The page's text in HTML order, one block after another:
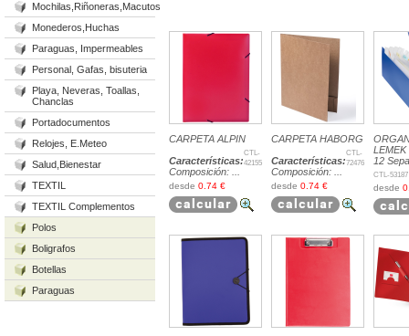
Mochilas,Riñoneras,Macutos
Monederos,Huchas
Paraguas, Impermeables
Personal, Gafas, bisuteria
Playa, Neveras, Toallas,
Chanclas
Portadocumentos
Relojes, E.Meteo
Salud,Bienestar
TEXTIL
TEXTIL Complementos
Polos
Boligrafos
Botellas
Paraguas
CARPETA ALPIN
Características:
Composición: ...
CTL-
42155
desde 0.74 €
CARPETA HABORG
Características:
Composición: ...
CTL-
72476
desde 0.74 €
LEMEK
12
CTL-53187
desde